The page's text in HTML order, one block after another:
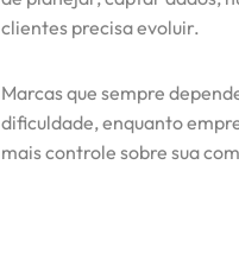
clientes precisa evoluir.
Marcas que sempre
dificuldade, enquanto
mais controle sobre sua